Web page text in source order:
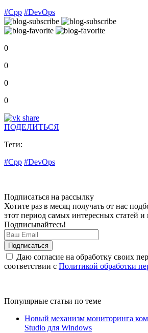
#Cpp #DevOps
0
0
0
0
ПОДЕЛИТЬСЯ
Теги:
#Cpp #DevOps
Подписаться на рассылку
Хотите раз в месяц получать от нас
этот период самых интересных статей и
Подписывайтесь!
Даю согласие на обработку своих
соответствии с Политикой обработки
Популярные статьи по теме
Новый механизм мониторинга
Studio для Windows